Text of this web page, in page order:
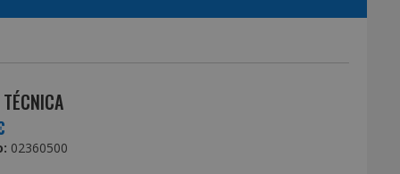
02360500